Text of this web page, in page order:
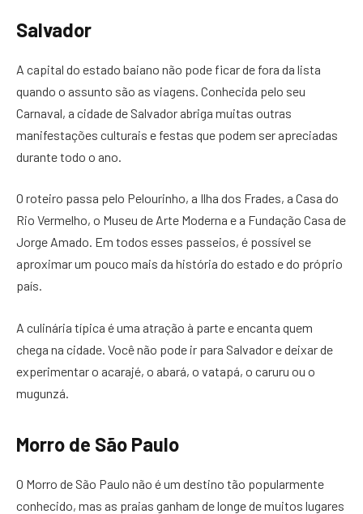
Salvador
A capital do estado baiano não pode ficar de fora da lista
quando o assunto são as viagens. Conhecida pelo seu
Carnaval, a cidade de Salvador abriga muitas outras
manifestações culturais e festas que podem ser apreciadas
durante todo o ano.
O roteiro passa pelo Pelourinho, a Ilha dos Frades, a Casa do
Rio Vermelho, o Museu de Arte Moderna e a Fundação Casa de
Jorge Amado. Em todos esses passeios, é possível se
aproximar um pouco mais da história do estado e do próprio
país.
A culinária típica é uma atração à parte e encanta quem
chega na cidade. Você não pode ir para Salvador e deixar de
experimentar o acarajé, o abará, o vatapá, o caruru ou o
mugunzá.
Morro de São Paulo
O Morro de São Paulo não é um destino tão popularmente
conhecido, mas as praias ganham de longe de muitos lugares